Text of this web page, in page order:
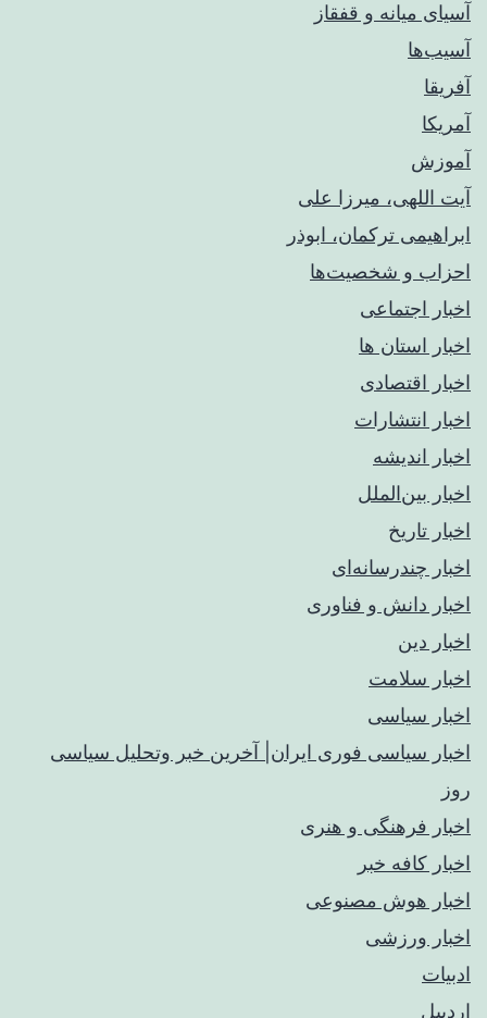
آسیای میانه و قفقاز
آسیب‌ها
آفریقا
آمریکا
آموزش
آیت اللهی، میرزا علی
ابراهیمی ترکمان، ابوذر
احزاب و شخصیت‌ها
اخبار اجتماعی
اخبار استان ها
اخبار اقتصادی
اخبار انتشارات
اخبار اندیشه
اخبار بین‌الملل
اخبار تاریخ
اخبار چندرسانه‌ای
اخبار دانش و فناوری
اخبار دین
اخبار سلامت
اخبار سیاسی
اخبار سیاسی فوری ایران| آخرین خبر وتحلیل سیاسی
روز
اخبار فرهنگی و هنری
اخبار کافه خبر
اخبار هوش مصنوعی
اخبار ورزشی
ادبیات
اردبیل